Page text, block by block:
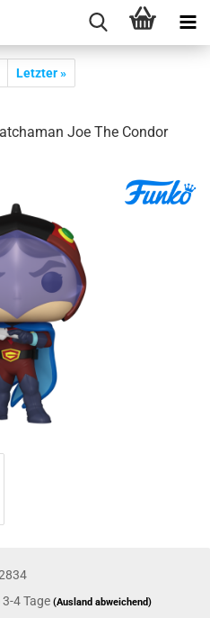
Letzter »
Joe The Con­dor
3-4 Tage(Ausland abweichend)